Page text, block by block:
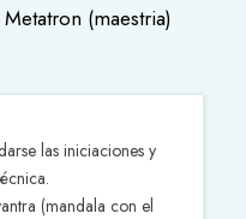
(maestria)
las iniciaciones y
(mandala con el